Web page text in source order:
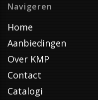
Navigeren
Home
Aanbiedingen
Over KMP
Contact
Catalogi